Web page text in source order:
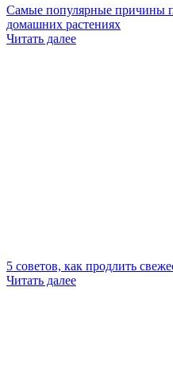
Самые популярные причины
домашних растениях
Читать далее
5 советов, как продлить
Читать далее